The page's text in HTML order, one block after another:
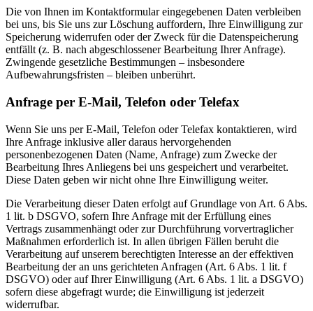
Die von Ihnen im Kontaktformular eingegebenen Daten verbleiben
bei uns, bis Sie uns zur Löschung auffordern, Ihre Einwilligung zur
Speicherung widerrufen oder der Zweck für die Datenspeicherung
entfällt (z. B. nach abgeschlossener Bearbeitung Ihrer Anfrage).
Zwingende gesetzliche Bestimmungen – insbesondere
Aufbewahrungsfristen – bleiben unberührt.
Anfrage per E-Mail, Telefon oder Telefax
Wenn Sie uns per E-Mail, Telefon oder Telefax kontaktieren, wird
Ihre Anfrage inklusive aller daraus hervorgehenden
personenbezogenen Daten (Name, Anfrage) zum Zwecke der
Bearbeitung Ihres Anliegens bei uns gespeichert und verarbeitet.
Diese Daten geben wir nicht ohne Ihre Einwilligung weiter.
Die Verarbeitung dieser Daten erfolgt auf Grundlage von Art. 6 Abs.
1 lit. b DSGVO, sofern Ihre Anfrage mit der Erfüllung eines
Vertrags zusammenhängt oder zur Durchführung vorvertraglicher
Maßnahmen erforderlich ist. In allen übrigen Fällen beruht die
Verarbeitung auf unserem berechtigten Interesse an der effektiven
Bearbeitung der an uns gerichteten Anfragen (Art. 6 Abs. 1 lit. f
DSGVO) oder auf Ihrer Einwilligung (Art. 6 Abs. 1 lit. a DSGVO)
sofern diese abgefragt wurde; die Einwilligung ist jederzeit
widerrufbar.